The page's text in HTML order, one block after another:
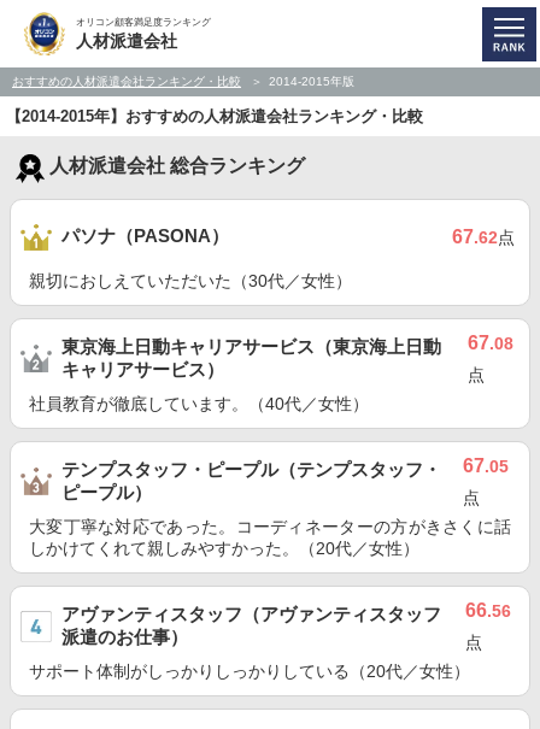
オリコン顧客満足度ランキング
人材派遣会社
おすすめの人材派遣会社ランキング・比較 2014-2015年版
【2014-2015年】おすすめの人材派遣会社ランキング・比較
人材派遣会社 総合ランキング
パソナ（PASONA） 67.62点
親切におしえていただいた（30代／女性）
東京海上日動キャリアサービス（東京海上日動
キャリアサービス）
67.08
点
社員教育が徹底しています。（40代／女性）
テンプスタッフ・ピープル（テンプスタッフ・
ピープル）
67.05
点
大変丁寧な対応であった。コーディネーターの方がきさくに話
しかけてくれて親しみやすかった。（20代／女性）
アヴァンティスタッフ（アヴァンティスタッフ
派遣のお仕事）
66.56
点
サポート体制がしっかりしっかりしている（20代／女性）